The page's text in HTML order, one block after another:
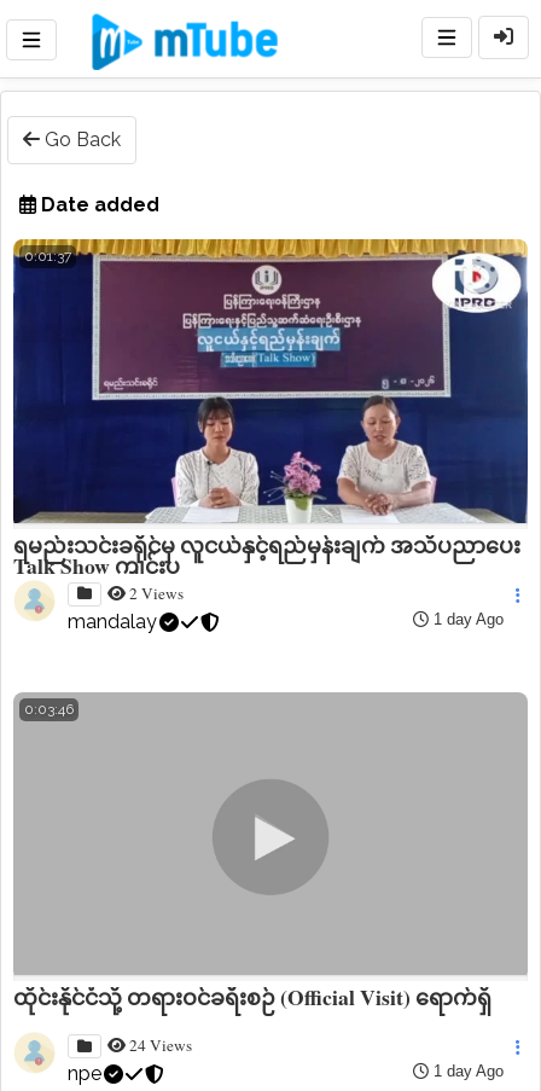
Go Back
Date added
0:01:37
ရမည်းသင်းခရိုင်မှ လူငယ်နှင့်ရည်မှန်းချက် အသိပညာပေး
Talk Show ကျင်းပ
2 Views
mandalay 1 day Ago
0:03:46
ထိုင်းနိုင်ငံသို့ တရားဝင်ခရီးစဉ် (Official Visit) ရောက်ရှိ
24 Views
npe 1 day Ago